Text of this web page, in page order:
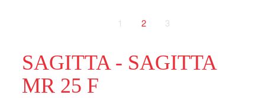
1 2 3
SAGITTA - SAGITTA
MR 25 F